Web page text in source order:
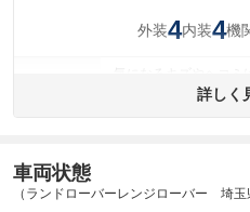
外装4内装4機
コミが残っています。
(内装状態)
機関 主要機関に不具合はあ
詳しく
車両状態
（ランドローバーレンジローバー 埼玉